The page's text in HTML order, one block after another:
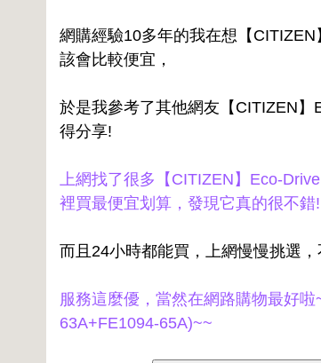
網購經驗10多年的我在想【
該會比較便宜，
於是我參考了其他網友【CITIZEN
得分享!
上網找了很多【CITIZEN】Eco-
裡買最便宜划算，發現它真的很不錯
而且24小時都能買，上網慢慢挑選
服務這麼優，當然在網路購物最好
63A+FE1094-65A)~~